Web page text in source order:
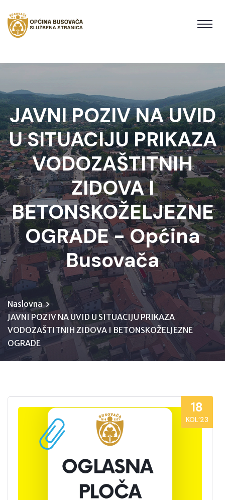
JAVNI POZIV NA UVID
U SITUACIJU PRIKAZA
VODOZAŠTITNIH
ZIDOVA I
BETONSKOŽELJEZNE
OGRADE - Općina
Busovača
Naslovna
JAVNI POZIV NA UVID U SITUACIJU PRIKAZA
VODOZAŠTITNIH ZIDOVA I BETONSKOŽELJEZNE
OGRADE
18
KOL’23